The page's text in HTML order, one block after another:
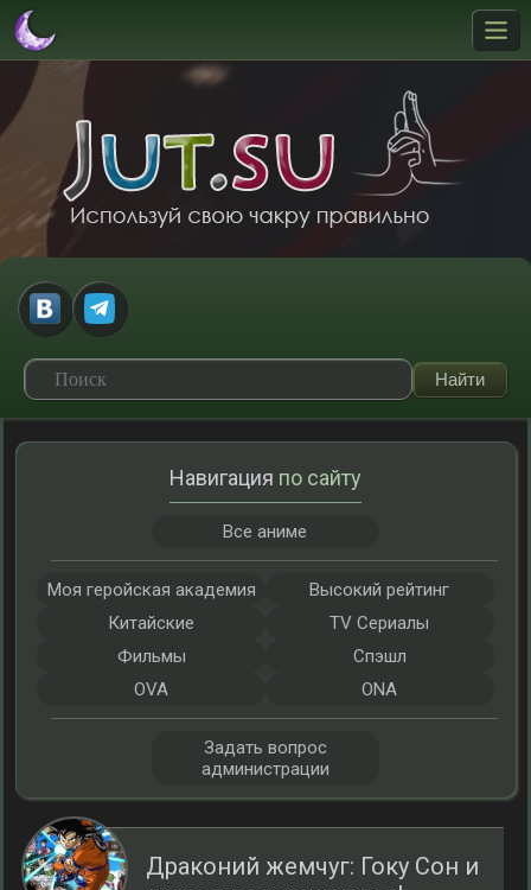
Драконий жемчуг: Гоку Сон и
Навигация по сайту
Все аниме
Моя геройская академия
Высокий рейтинг
Китайские
TV Сериалы
Фильмы
Спэшл
OVA
ONA
Задать вопрос
администрации